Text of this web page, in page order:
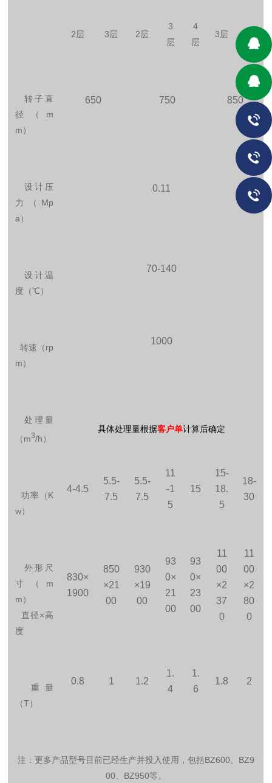
2层 3层 2层
3
层
4
层
3层
转子直
径（ m
m）
650 750 850
设计压
力（ Mp
a）
0.11
设计温
度（℃）
70-140
转速（rp
m）
1000
处理量
（m3/h）
具体处理量根据客户单计算后确定
功率（K
w）
4-4.5
5.5-
7.5
5.5-
7.5
11
-1
5
15
15-
18.
5
18-
30
外形尺
寸（ m
m）
直径×高
度
830×
1900
850
×21
00
930
×19
00
93
0×
21
00
93
0×
23
00
11
00
×2
37
0
11
00
×2
80
0
重量
（T）
0.8 1 1.2
1.
4
1.
6
1.8 2
注：更多产品型号目前已经生产并投入使用，包括BZ600
BZ9
00
BZ950等。